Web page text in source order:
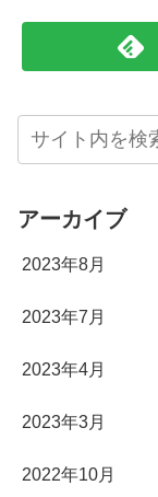
アーカイブ
2023年8月
2023年7月
2023年4月
2023年3月
2022年10月